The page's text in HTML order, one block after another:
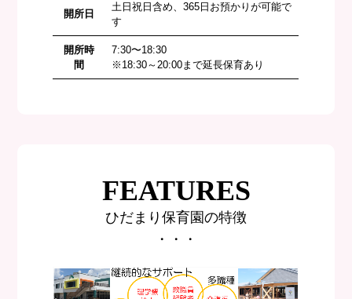
開所日
土日祝日含め、365日お預かりが可能で
す
開所時
間
7:30〜18:30
※18:30～20:00まで延長保育あり
FEATURES
ひだまり保育園の特徴
・・・